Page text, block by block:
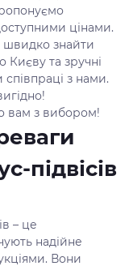
цінами.
швидко знайти
Києву та зручні
з нами.
вам з вибором!
підвісів
– це
надійне
Вони